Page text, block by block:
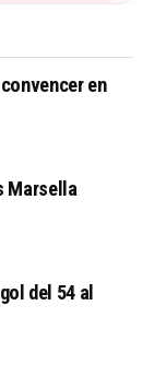
en
Marsella
del 54 al